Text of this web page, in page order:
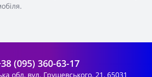
(095) 360-63-17
обл, вул. Грушевського, 21, 65031